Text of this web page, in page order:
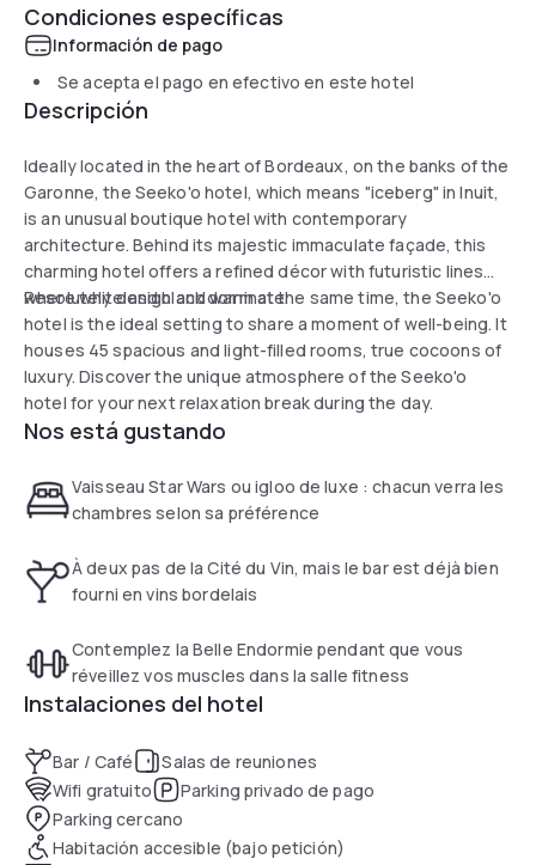
Condiciones específicas
Información de pago
Se acepta el pago en efectivo en este hotel
Descripción
Ideally located in the heart of Bordeaux, on the banks of the
Garonne, the Seeko'o hotel, which means "iceberg" in Inuit,
is an unusual boutique hotel with contemporary
architecture. Behind its majestic immaculate façade, this
charming hotel offers a refined décor with futuristic lines
where white and black dominate.
Resolutely design and warm at the same time, the Seeko'o
hotel is the ideal setting to share a moment of well-being. It
houses 45 spacious and light-filled rooms, true cocoons of
luxury. Discover the unique atmosphere of the Seeko'o
hotel for your next relaxation break during the day.
Nos está gustando
Vaisseau Star Wars ou igloo de luxe : chacun verra les
chambres selon sa préférence
À deux pas de la Cité du Vin, mais le bar est déjà bien
fourni en vins bordelais
Contemplez la Belle Endormie pendant que vous
réveillez vos muscles dans la salle fitness
Instalaciones del hotel
Bar / Café
Salas de reuniones
Wifi gratuito
Parking privado de pago
Parking cercano
Habitación accesible (bajo petición)